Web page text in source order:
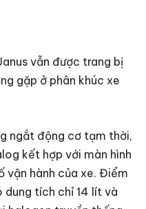
vẫn được trang bị
gặp ở phân khúc xe
ngắt động cơ tạm thời,
kết hợp với màn hình
vận hành của xe. Điểm
tích chỉ 14 lít và